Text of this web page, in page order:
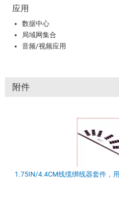
应用
数据中心
局域网集合
音频/视频应用
附件
1.75IN/4.4CM线缆绑线器套件，